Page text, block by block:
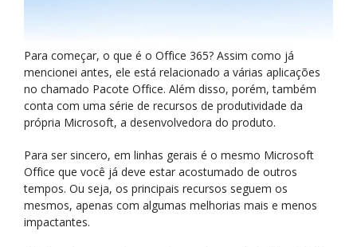
Para começar, o que é o Office 365? Assim como já
mencionei antes, ele está relacionado a várias aplicações
no chamado Pacote Office. Além disso, porém, também
conta com uma série de recursos de produtividade da
própria Microsoft, a desenvolvedora do produto.
Para ser sincero, em linhas gerais é o mesmo Microsoft
Office que você já deve estar acostumado de outros
tempos. Ou seja, os principais recursos seguem os
mesmos, apenas com algumas melhorias mais e menos
impactantes.